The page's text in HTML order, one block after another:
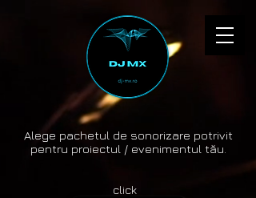
Alege pachetul de sonorizare potrivit
pentru proiectul / evenimentul tău.
click